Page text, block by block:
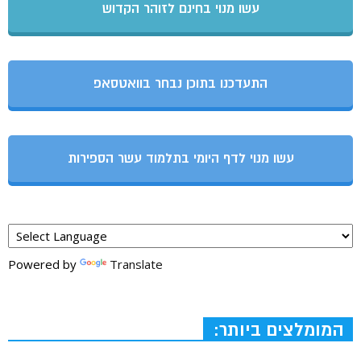
עשו מנוי בחינם לזוהר הקדוש
התעדכנו בתוכן נבחר בוואטסאפ
עשו מנוי לדף היומי בתלמוד עשר הספירות
Powered by Translate
המומלצים ביותר: